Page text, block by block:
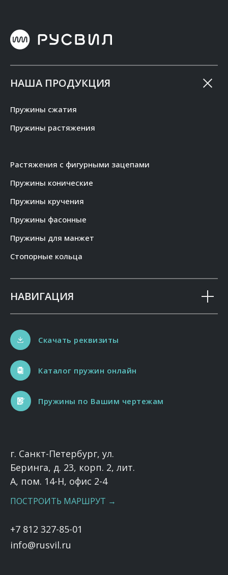
НАША ПРОДУКЦИЯ
Пружины сжатия
Пружины растяжения
Растяжения с фигурными зацепами
Пружины конические
Пружины кручения
Пружины фасонные
Пружины для манжет
Стопорные кольца
НАВИГАЦИЯ
Каталог пружин онлайн
Пружины по Вашим чертежам
Скачать реквизиты
г. Санкт-Петербург, ул.
Беринга, д. 23, корп. 2, лит.
А, пом. 14-Н, офис 2-4
ПОСТРОИТЬ МАРШРУТ →
+7 812 327-85-01
info@rusvil.ru